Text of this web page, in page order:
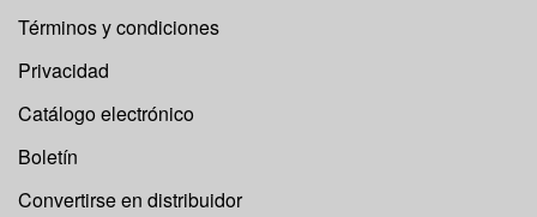
Términos y condiciones
Privacidad
Catálogo electrónico
Boletín
Convertirse en distribuidor